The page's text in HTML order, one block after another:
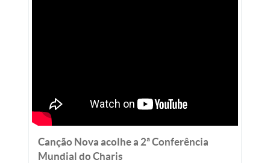
Canção Nova acolhe a 2ª Conferência
Mundial do Charis